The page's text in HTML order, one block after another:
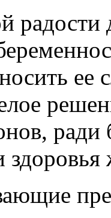
радости
ее
ради